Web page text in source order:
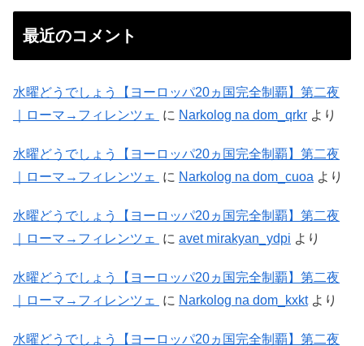
最近のコメント
水曜どうでしょう【ヨーロッパ20ヵ国完全制覇】第二夜
｜ローマ→フィレンツェ
に Narkolog na dom_qrkr より
水曜どうでしょう【ヨーロッパ20ヵ国完全制覇】第二夜
｜ローマ→フィレンツェ
に Narkolog na dom_cuoa より
水曜どうでしょう【ヨーロッパ20ヵ国完全制覇】第二夜
｜ローマ→フィレンツェ
に avet mirakyan_ydpi より
水曜どうでしょう【ヨーロッパ20ヵ国完全制覇】第二夜
｜ローマ→フィレンツェ
に Narkolog na dom_kxktより
水曜どうでしょう【ヨーロッパ20ヵ国完全制覇】第二夜